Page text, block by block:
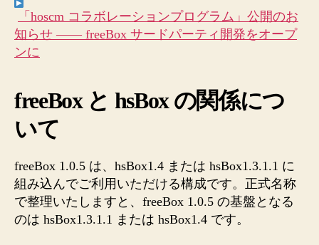
「hoscm コラボレーションプログラム」公開のお
知らせ —— freeBox サードパーティ開発をオープ
ンに
freeBox と hsBox の関係につ
いて
freeBox 1.0.5 は、hsBox1.4 または hsBox1.3.1.1 に
組み込んでご利用いただける構成です。正式名称
で整理いたしますと、freeBox 1.0.5 の基盤となる
のは hsBox1.3.1.1 または hsBox1.4 です。